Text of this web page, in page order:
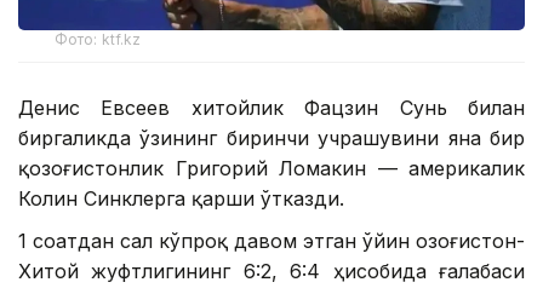
Фото: ktf.kz
Денис Евсеев хитойлик Фацзин Сунь билан
биргаликда ўзининг биринчи учрашувини яна бир
қозоғистонлик Григорий Ломакин — америкалик
Колин Синклерга қарши ўтказди.
1 соатдан сал кўпроқ давом этган ўйин Қозоғистон-
Хитой жуфтлигининг 6:2, 6:4 ҳисобида ғалабаси